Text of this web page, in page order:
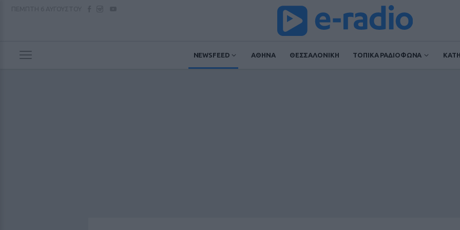
NEWSFEED ΑΘΗΝΑ ΘΕΣΣΑΛΟΝΙΚΗ ΤΟΠΙΚΑ ΡΑΔΙΟΦΩΝΑ